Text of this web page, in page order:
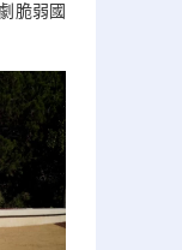
脆弱國